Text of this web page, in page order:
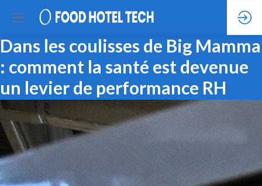
Dans les coulisses de Big Mamma
: comment la santé est devenue
un levier de performance RH